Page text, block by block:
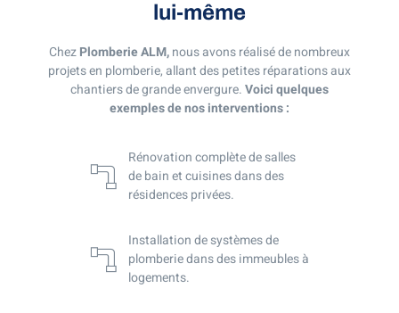
lui-même
ChezPlomberie ALM,nous avons réalisé de nombreux
projets en plomberie, allant des petites réparations aux
chantiers de grande envergure.Voici quelques
exemples de nos interventions :
Rénovation complète de salles
de bain et cuisines dans des
résidences privées.
Installation de systèmes de
plomberie dans des immeubles à
logements.